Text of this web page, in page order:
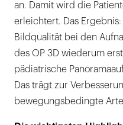
an. Damit wird die
erleichtert. Das
Bildqualität bei den
des OP 3D wiederum
pädiatrische
Das trägt zur
bewegungsbedingte